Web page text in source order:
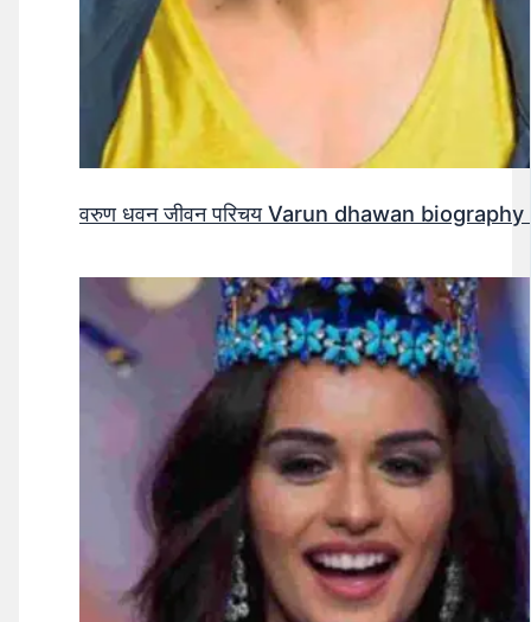
वरुण धवन जीवन परिचय Varun dhawan